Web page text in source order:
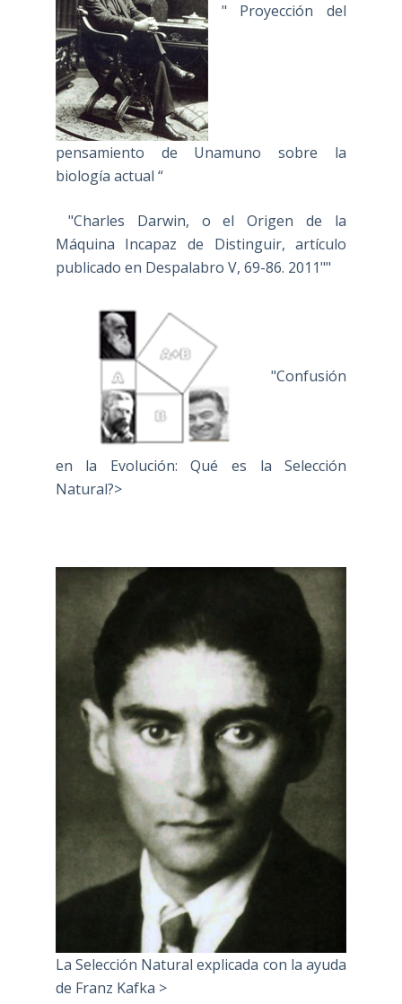
" Proyección del
pensamiento de Unamuno sobre la
biología actual “
"Charles Darwin, o el Origen de la
Máquina Incapaz de Distinguir, artículo
publicado en Despalabro V, 69-86. 2011""
"Confusión
en la Evolución: Qué es la Selección
Natural?>
La Selección Natural explicada con la ayuda
de Franz Kafka >